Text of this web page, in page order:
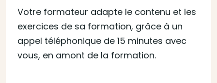
Votre formateur adapte le contenu et les
exercices de sa formation, grâce à un
appel téléphonique de 15 minutes avec
vous, en amont de la formation.